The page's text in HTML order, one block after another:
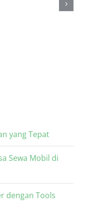
Mudah
yang Tepat
Sewa Mobil di
dengan Tools